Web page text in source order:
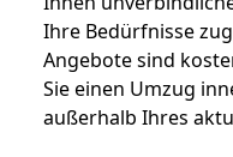
Ihre Bedürfnisse
Angebote sind
Sie einen Umzug
außerhalb Ihres